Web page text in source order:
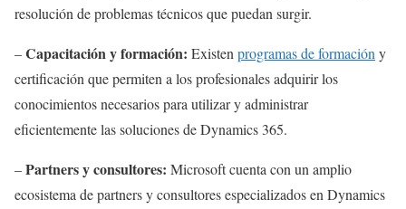
resolución de problemas técnicos que puedan surgir.
–Capacitación y formación: Existenprogramas de formacióny
certificación que permiten a los profesionales adquirir los
conocimientos necesarios para utilizar y administrar
eficientemente las soluciones de Dynamics 365.
–Partners y consultores: Microsoft cuenta con un amplio
ecosistema de partners y consultores especializados en Dynamics